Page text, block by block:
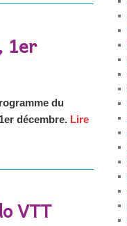
1er
du
décembre. Lire
VTT